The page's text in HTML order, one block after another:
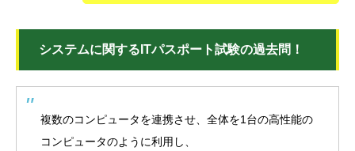
システムに関するITパスポート試験の過去問！
複数のコンピュータを連携させ、全体を1台の高性能の
コンピュータのように利用し、